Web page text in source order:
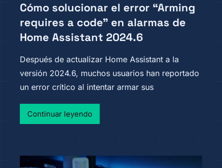
Cómo solucionar el error “Arming
requires a code” en alarmas de
Home Assistant 2024.6
Después de actualizar Home Assistant a la
versión 2024.6, muchos usuarios han reportado
un error crítico al intentar armar sus
Continuar leyendo